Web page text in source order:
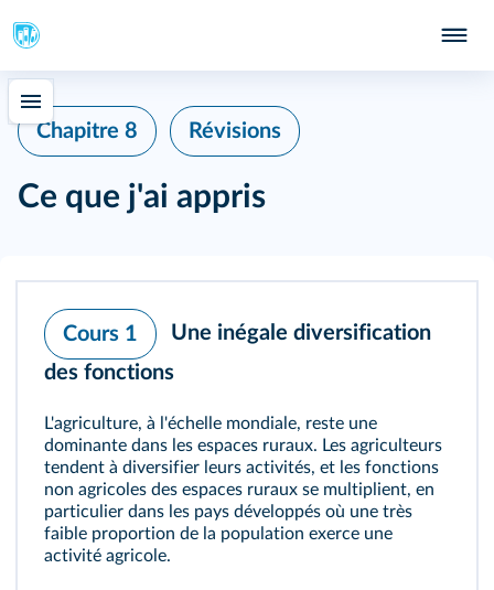
Chapitre 8 Révisions
Ce que j'ai appris
Cours 1
Une inégale diversification
des fonctions
L'agriculture, à l'échelle mondiale, reste une
dominante dans les espaces ruraux. Les agriculteurs
tendent à diversifier leurs activités, et les fonctions
non agricoles des espaces ruraux se multiplient, en
particulier dans les pays développés où une très
faible proportion de la population exerce une
activité agricole.